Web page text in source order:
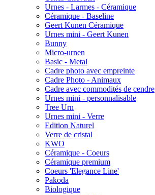
Urnes - Larmes - Céramique
Céramique - Baseline
Geert Kunen Céramique
Urnes mini - Geert Kunen
Bunny
Micro-urnen
Basic - Metal
Cadre photo avec empreinte
Cadre Photo - Animaux
Cadre avec commodités de cendre
Urnes mini - personnalisable
Tree Urn
Urnes mini - Verre
Edition Naturel
Verre de cristal
KWO
Céramique - Coeurs
Céramique premium
Coeurs 'Elegance Line'
Pakoda
Biologique